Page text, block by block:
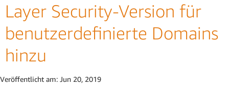
Layer Security-Version für
benutzerdefinierte Domains
hinzu
Veröffentlicht am: Jun 20, 2019